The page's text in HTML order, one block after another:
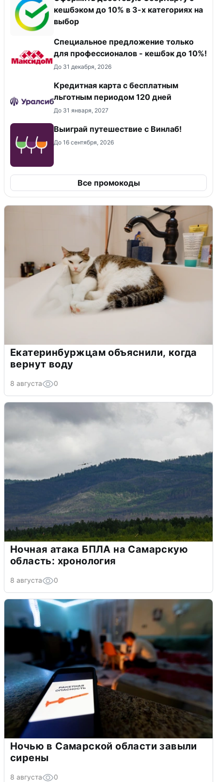
кешбэком до 10% в 3-х категориях на
выбор
Специальное предложение только
для профессионалов - кешбэк до 10%!
До 31 декабря, 2026
Кредитная карта с бесплатным
льготным периодом 120 дней
До 31 января, 2027
Выиграй путешествие с Винлаб!
До 16 сентября, 2026
Все промокоды
Екатеринбуржцам объяснили, когда
вернут воду
8 августа 0
Ночная атака БПЛА на Самарскую
область: хронология
8 августа 0
Ночью в Самарской области завыли
сирены
8 августа 0